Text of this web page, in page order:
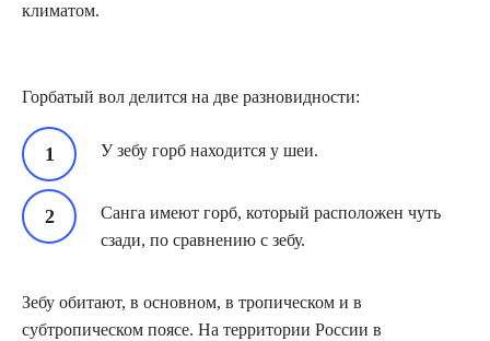
климатом.
Горбатый вол делится на две разновидности:
У зебу горб находится у шеи.
Санга имеют горб, который расположен чуть
сзади, по сравнению с зебу.
Зебу обитают, в основном, в тропическом и в
субтропическом поясе. На территории России в